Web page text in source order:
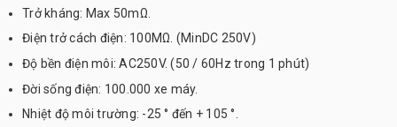
Trở kháng: Max 50mΩ.
Điện trở cách điện: 100MΩ. (MinDC 250V)
Độ bền điện môi: AC250V. (50 / 60Hz trong 1 phút)
Đời sống điện: 100.000 xe máy.
Nhiệt độ môi trường: -25 ° đến + 105 °.